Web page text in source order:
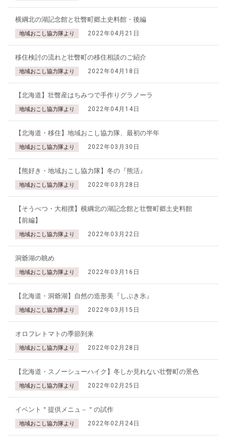
横綱北の湖記念館と壮瞥町郷土史料館・後編
地域おこし協力隊より 2022年04月21日
移住検討の流れと壮瞥町の移住相談のご紹介
地域おこし協力隊より 2022年04月18日
【北海道】壮瞥産はちみつで手作りグラノーラ
地域おこし協力隊より 2022年04月14日
【北海道・移住】地域おこし協力隊、最初の半年
地域おこし協力隊より 2022年03月30日
【熊好き・地域おこし協力隊】冬の『熊活』
地域おこし協力隊より 2022年03月28日
【そうべつ・大相撲】横綱北の湖記念館と壮瞥町郷土史料館
【前編】
地域おこし協力隊より 2022年03月22日
洞爺湖の眺め
地域おこし協力隊より 2022年03月16日
【北海道・洞爺湖】自然の造形美『しぶき氷』
地域おこし協力隊より 2022年03月15日
オロフレトマトの季節到来
地域おこし協力隊より 2022年02月28日
【北海道・スノーシューハイク】冬しか見れない壮瞥町の景色
地域おこし協力隊より 2022年02月25日
イベント＂提供メニュ－＂の試作
地域おこし協力隊より 2022年02月24日